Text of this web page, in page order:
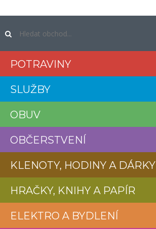
POTRAVINY
SLUŽBY
OBUV
OBČERSTVENÍ
KLENOTY, HODINY A DÁRKY
HRAČKY, KNIHY A PAPÍR
ELEKTRO A BYDLENÍ